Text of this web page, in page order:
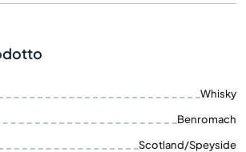
Whisky
Benromach
Scotland/Speyside